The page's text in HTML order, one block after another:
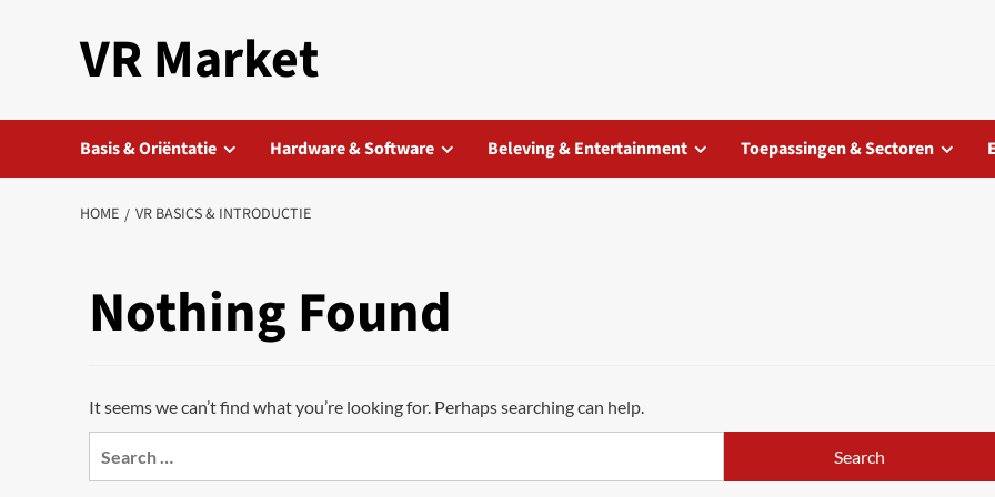
VR Market
Basis & Oriëntatie Hardware & Software Beleving & Entertainment Toepassingen & Sectoren
HOME VR BASICS & INTRODUCTIE
Nothing Found
It seems we can’t find what you’re looking for. Perhaps searching can help.